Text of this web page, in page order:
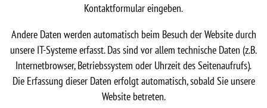
Kontaktformular eingeben.
Andere Daten werden automatisch beim Besuch der Website durch
unsere IT-Systeme erfasst. Das sind vor allem technische Daten (z.B.
Internetbrowser, Betriebssystem oder Uhrzeit des Seitenaufrufs).
Die Erfassung dieser Daten erfolgt automatisch, sobald Sie unsere
Website betreten.